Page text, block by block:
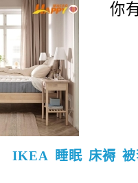
你
IKEA 睡眠 床褥